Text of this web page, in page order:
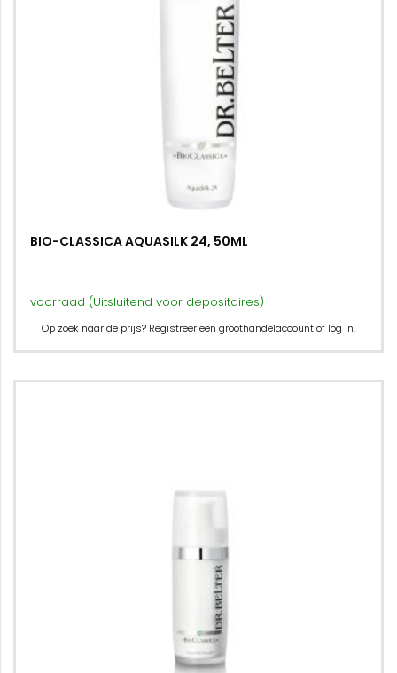
BIO-CLASSICA AQUASILK 24, 50ML
voorraad (Uitsluitend voor depositaires)
Op zoek naar de prijs? Registreer een groothandelaccount of log in.